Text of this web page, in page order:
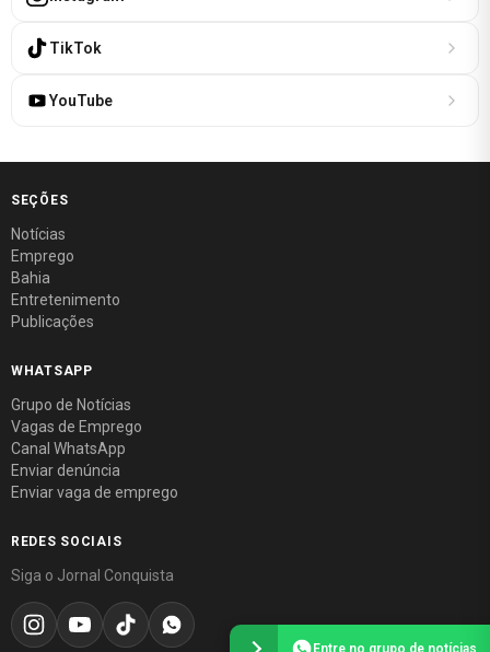
TikTok
YouTube
SEÇÕES
Notícias
Emprego
Bahia
Entretenimento
Publicações
WHATSAPP
Grupo de Notícias
Vagas de Emprego
Canal WhatsApp
Enviar denúncia
Enviar vaga de emprego
REDES SOCIAIS
Siga o Jornal Conquista
Entre no grupo de notícias